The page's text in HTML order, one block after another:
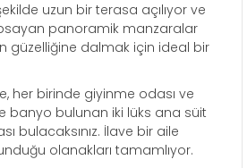
uzun bir terasa açılıyor ve
panoramik manzaralar
güzelliğine dalmak için ideal bir
her birinde giyinme odası ve
banyo bulunan iki lüks ana süit
bulacaksınız. İlave bir aile
olanakları tamamlıyor.